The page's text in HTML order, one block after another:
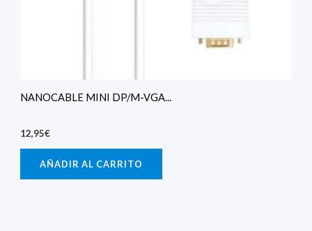
NANOCABLE MINI DP/M-VGA...
12,95€
AÑADIR AL CARRITO